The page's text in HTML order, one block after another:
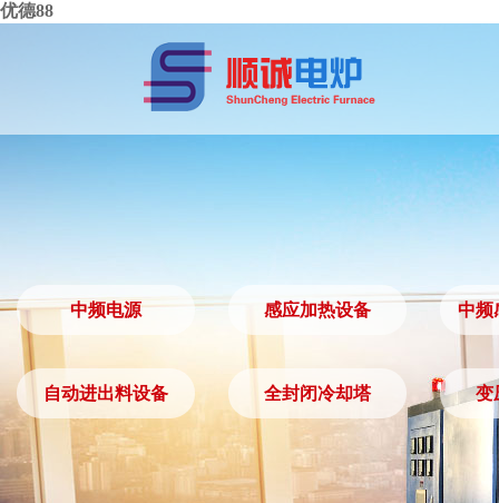
优德88
中频电源 感应加热设备
中频电源 感应加热设备 中频
自动进出料设备 全封闭冷却塔 变